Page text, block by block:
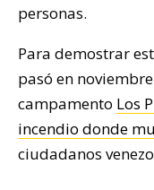
personas.
Para demostrar
pasó en
campamento Los
incendio donde
ciudadanos